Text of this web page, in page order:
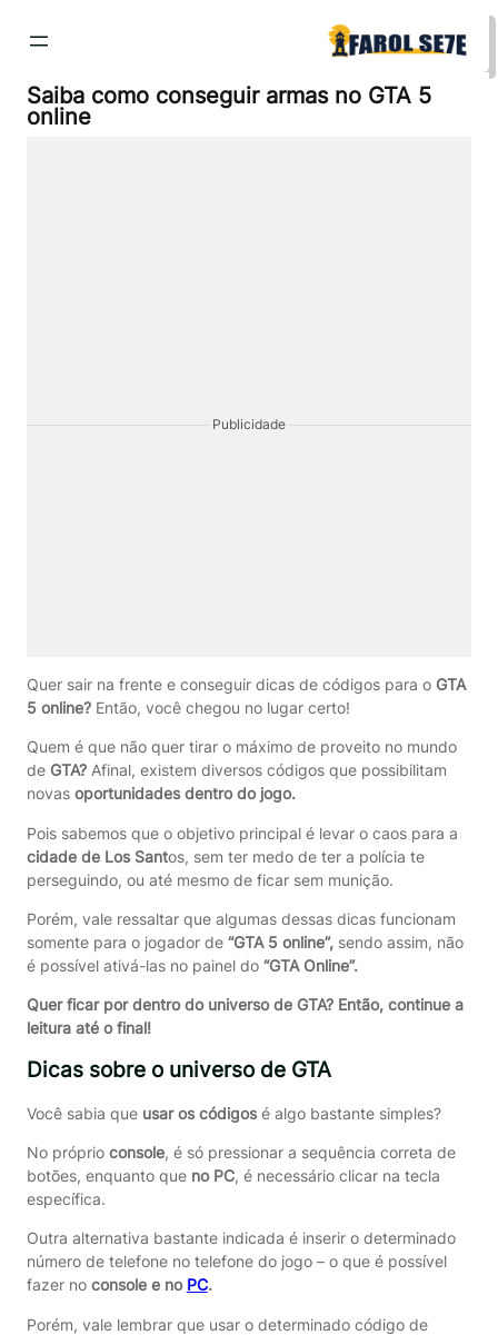
para
conteúdo
Saiba como conseguir armas no GTA 5
online
Publicidade
Quer sair na frente e conseguir dicas de códigos para o GTA
5 online? Então, você chegou no lugar certo!
Quem é que não quer tirar o máximo de proveito no mundo
de GTA? Afinal, existem diversos códigos que possibilitam
novas oportunidades dentro do jogo.
Pois sabemos que o objetivo principal é levar o caos para a
cidade de Los Santos, sem ter medo de ter a polícia te
perseguindo, ou até mesmo de ficar sem munição.
Porém, vale ressaltar que algumas dessas dicas funcionam
somente para o jogador de “GTA 5 online”, sendo assim, não
é possível ativá-las no painel do“GTA Online”.
Quer ficar por dentro do universo de GTA? Então, continue a
leitura até o final!
Dicas sobre o universo de GTA
Você sabia queusar os códigos é algo bastante simples?
No próprio console, é só pressionar a sequência correta de
botões, enquanto que no PC, é necessário clicar na tecla
específica.
Outra alternativa bastante indicada é inserir o determinado
número de telefone no telefone do jogo – o que é possível
fazer no console e no PC.
Porém, vale lembrar que usar o determinado código de